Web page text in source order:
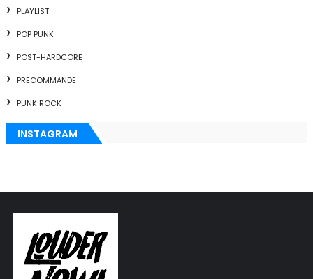
PLAYLIST
POP PUNK
POST-HARDCORE
PRECOMMANDE
PUNK ROCK
INSTAGRAM